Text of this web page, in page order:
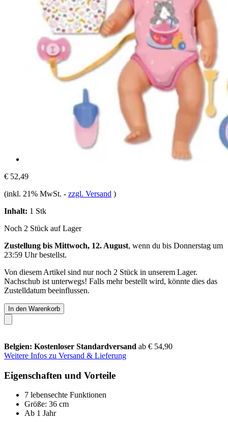
€ 52,49
(inkl. 21% MwSt. - zzgl. Versand )
Inhalt: 1 Stk
Noch 2 Stück auf Lager
Zustellung bis Mittwoch, 12. August, wenn du bis Donnerstag um
23:59 Uhrbestellst.
Von diesem Artikel sind nur noch 2 Stück in unserem Lager.
Nachschub ist unterwegs! Falls mehr bestellt wird, könnte dies das
Zustelldatum beeinflussen.
In den Warenkorb
Belgien: Kostenloser Standardversand ab € 54,90
Weitere Infos zu Versand & Lieferung
Eigenschaften und Vorteile
7 lebensechte Funktionen
Größe: 36 cm
Ab 1 Jahr